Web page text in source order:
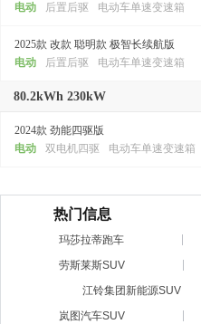
电动
后置后驱 电动车单速变速箱
2025款 改款 聪明款 极智长续航版
电动
后置后驱 电动车单速变速箱
80.2kWh 230kW
2024款 劲能四驱版
电动
双电机四驱 电动车单速变速箱
热门信息
玛莎拉蒂跑车
劳斯莱斯SUV
江铃集团新能源SUV
岚图汽车SUV